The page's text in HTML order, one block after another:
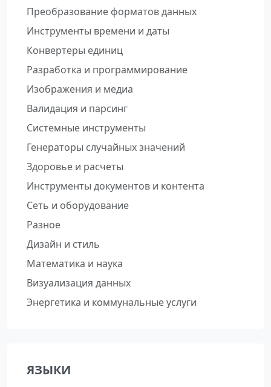
Преобразование форматов данных
Инструменты времени и даты
Конвертеры единиц
Разработка и программирование
Изображения и медиа
Валидация и парсинг
Системные инструменты
Генераторы случайных значений
Здоровье и расчеты
Инструменты документов и контента
Сеть и оборудование
Разное
Дизайн и стиль
Математика и наука
Визуализация данных
Энергетика и коммунальные услуги
ЯЗЫКИ